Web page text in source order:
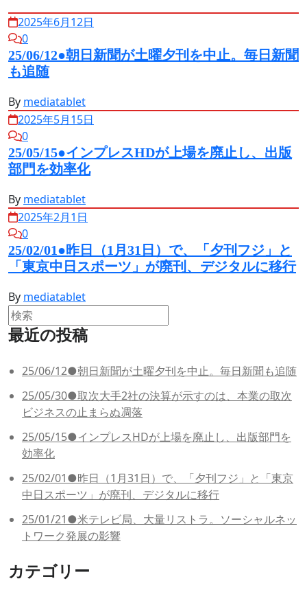
2025年6月12日
0
25/06/12●朝日新聞が土曜夕刊を中止。毎日新聞
も追随
By mediatablet
2025年5月15日
0
25/05/15●インプレスHDが上場を廃止し、出版
部門を効率化
By mediatablet
2025年2月1日
0
25/02/01●昨日（1月31日）で、「夕刊フジ」と
「東京中日スポーツ」が廃刊、デジタルに移行
By mediatablet
最近の投稿
25/06/12●朝日新聞が土曜夕刊を中止。毎日新聞も追随
25/05/30●取次大手2社の決算が示すのは、本業の取次
ビジネスの止まらぬ凋落
25/05/15●インプレスHDが上場を廃止し、出版部門を
効率化
25/02/01●昨日（1月31日）で、「夕刊フジ」と「東京
中日スポーツ」が廃刊、デジタルに移行
25/01/21●米テレビ局、大量リストラ。ソーシャルネッ
トワーク発展の影響
カテゴリー